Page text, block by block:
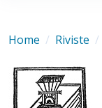
Home Riviste